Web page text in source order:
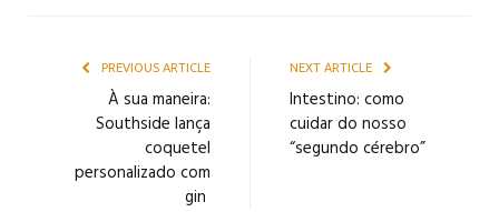
PREVIOUS ARTICLE
À sua maneira:
Southside lança
coquetel
personalizado com
gin
NEXT ARTICLE
Intestino: como
cuidar do nosso
“segundo cérebro”